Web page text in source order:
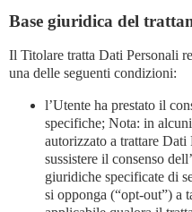
Base giuridica del
Il Titolare tratta Dati Personali
una delle seguenti condizioni:
l’Utente ha prestato il
specifiche; Nota: in
autorizzato a trattare Dati
sussistere il consenso
giuridiche specificate di
si opponga (“opt-out”) a